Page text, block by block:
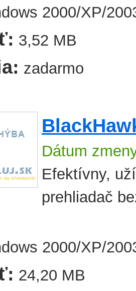
2000/XP/
3,52 MB
zadarmo
Dátum
Efektívny,
prehliadač
2000/XP/
24,20 MB